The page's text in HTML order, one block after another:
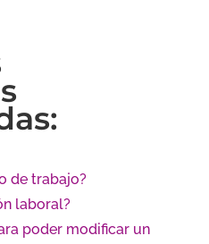
de trabajo?
laboral?
poder modificar un